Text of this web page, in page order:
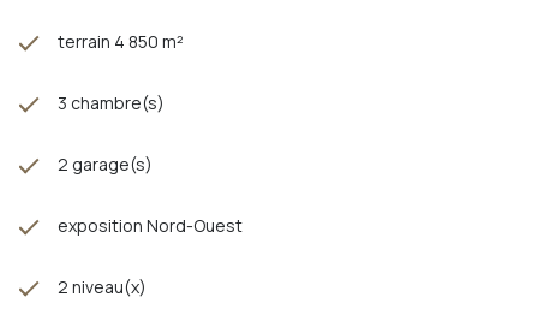
terrain 4 850 m²
3 chambre(s)
2 garage(s)
exposition Nord-Ouest
2 niveau(x)